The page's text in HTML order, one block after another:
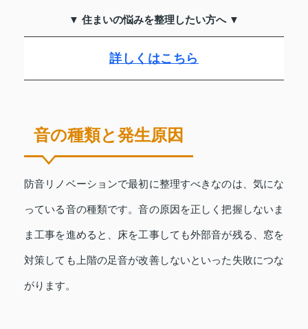
▼ 住まいの悩みを整理したい方へ ▼
詳しくはこちら
音の種類と発生原因
防音リノベーションで最初に整理すべきなのは、気にな
っている音の種類です。音の原因を正しく把握しないま
ま工事を進めると、床を工事しても外部音が残る、窓を
対策しても上階の足音が改善しないといった失敗につな
がります。